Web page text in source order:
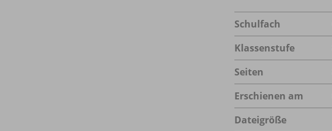
Schulfach
Klassenstufe
Seiten
Erschienen am
Dateigröße